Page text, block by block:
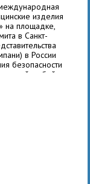
изделия
на площадке,
в Санкт-
в России
безопасности
любой